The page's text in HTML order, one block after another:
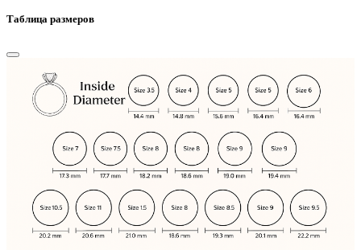
Таблица размеров